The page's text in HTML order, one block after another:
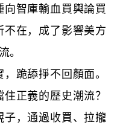
智庫輸血買輿論買
在，成了影響美方
。
跪舔掙不回顏面。
正義的歷史潮流？
子，通過收買、拉攏